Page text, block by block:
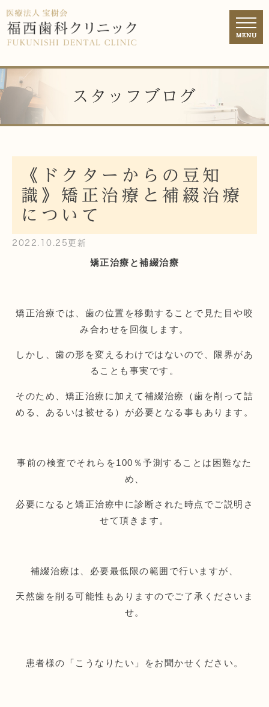
スタッフブログ
《ドクターからの豆知
識》矯正治療と補綴治療
について
2022.10.25更新
矯正治療と補綴治療
矯正治療では、歯の位置を移動することで見た目や咬
み合わせを回復します。
しかし、歯の形を変えるわけではないので、限界があ
ることも事実です。
そのため、矯正治療に加えて補綴治療（歯を削って詰
める、あるいは被せる）が必要となる事もあります。
事前の検査でそれらを100％予測することは困難なた
め、
必要になると矯正治療中に診断された時点でご説明さ
せて頂きます。
補綴治療は、必要最低限の範囲で行いますが、
天然歯を削る可能性もありますのでご了承くださいま
せ。
患者様の「こうなりたい」をお聞かせください。